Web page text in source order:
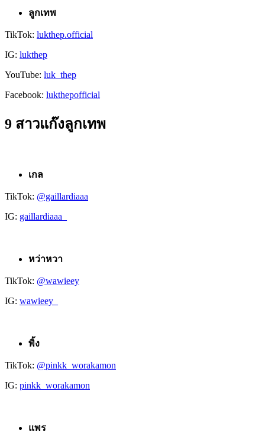
ลูกเทพ
TikTok: lukthep.official
IG: lukthep
YouTube: luk_thep
Facebook: lukthepofficial
9 สาวแก๊งลูกเทพ
เกล
TikTok: @gaillardiaaa
IG: gaillardiaaa_
หว่าหวา
TikTok: @wawieey
IG: wawieey_
พิ้ง
TikTok: @pinkk_worakamon
IG: pinkk_worakamon
แพร